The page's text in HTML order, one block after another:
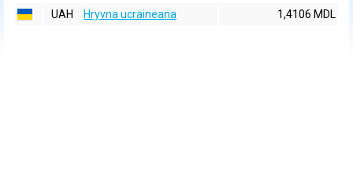
UAH
Hryvna ucraineana 1,4106 MDL